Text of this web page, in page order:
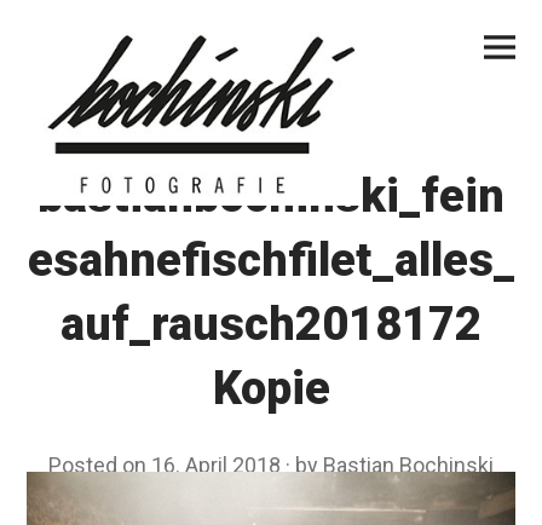
Menu
bastianbochinski_fein
esahnefischfilet_alles_
auf_rausch2018172
Kopie
Posted on 16. April 2018 by Bastian Bochinski